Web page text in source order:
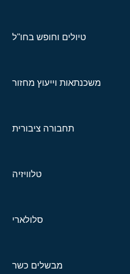
טיולים וחופש בחו"ל
משכנתאות וייעוץ מחזור
תחבורה ציבורית
טלוויזיה
סלולארי
מבשלים כשר